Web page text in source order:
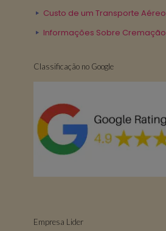
Custo de um Transporte Aéreo
Informações Sobre Cremação
Classificação no Google
Empresa Lider